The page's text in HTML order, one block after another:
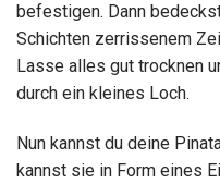
befestigen. Dann
Schichten zerrissenem
Lasse alles gut trocknen
durch ein kleines Loch.
Nun kannst du deine
kannst sie in Form eines